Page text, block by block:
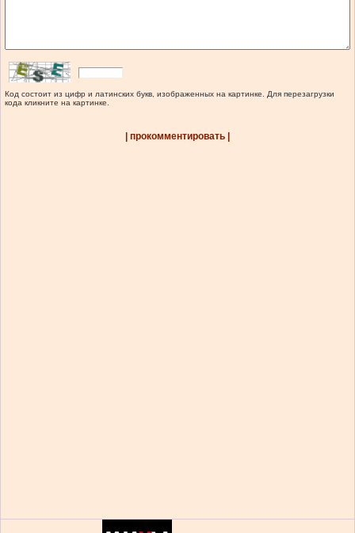
Код состоит из цифр и латинских букв, изображенных на картинке. Для перезагрузки
кода кликните на картинке.
| прокомментировать |